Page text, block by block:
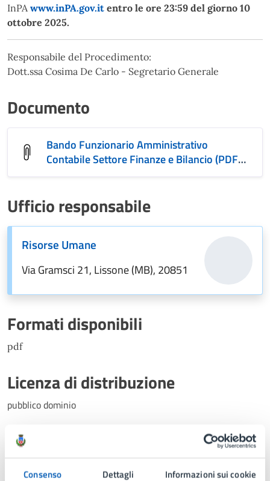
Consenso Dettagli Informazioni sui cookie
InPA www.inPA.gov.it entro le ore 23:59 del giorno 10
ottobre 2025.
Responsabile del Procedimento:
Dott.ssa Cosima De Carlo - Segretario Generale
Documento
Bando Funzionario Amministrativo
Contabile Settore Finanze e Bilancio (PDF
229.99 kB)
Ufficio responsabile
Risorse Umane
Via Gramsci 21, Lissone (MB), 20851
Formati disponibili
pdf
Licenza di distribuzione
pubblico dominio
Data inizio